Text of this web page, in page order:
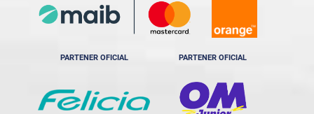
PARTENER OFICIAL PARTENER OFICIAL